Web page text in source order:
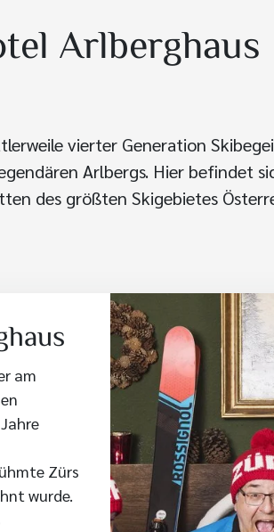
Arlberghaus
vierter Generation
Arlbergs. Hier befindet
des größten Skigebietes
am
Zürs
wurde.